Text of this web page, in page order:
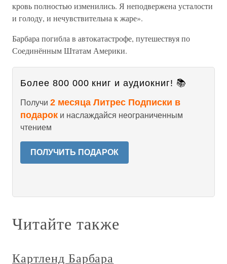
кровь полностью изменились. Я неподвержена усталости
и голоду, и нечувствительна к жаре».
Барбара погибла в автокатастрофе, путешествуя по
Соединённым Штатам Америки.
Более 800 000 книг и аудиокниг! 📚
Получи 2 месяца Литрес Подписки в
подарок и наслаждайся неограниченным
чтением
ПОЛУЧИТЬ ПОДАРОК
Читайте также
Картленд Барбара